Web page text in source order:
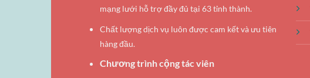
mạng lưới hỗ trợ đầy đủ tại 63 tỉnh thành.
Chất lượng dịch vụ luôn được cam kết và ưu tiên
hàng đầu.
Chương trình cộng tác viên